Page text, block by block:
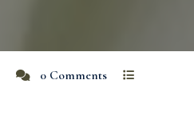
0 Comments